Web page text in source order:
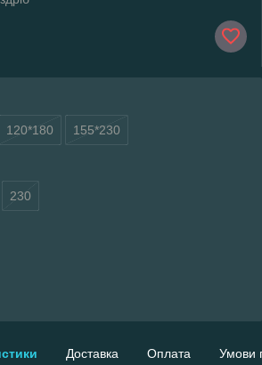
120*180 155*230
230
Доставка Оплата Умови